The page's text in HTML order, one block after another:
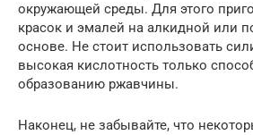
окружающей среды. Для этого
красок и эмалей на алкидной или
основе. Не стоит использовать
высокая кислотность только
образованию ржавчины.
Наконец, не забывайте, что